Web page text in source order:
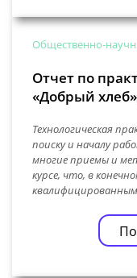
Общественно-
Отчет по
«Добрый
Технологическая
поиску и началу
многие приемы и
курсе, что, в